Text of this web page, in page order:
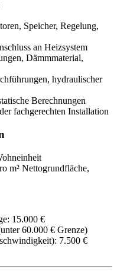
Speicher, Regelung,
an Heizsystem
Dämmmaterial,
hydraulischer
Berechnungen
fachgerechten Installation
m² Nettogrundfläche,
15.000 €
60.000 € Grenze)
7.500 €